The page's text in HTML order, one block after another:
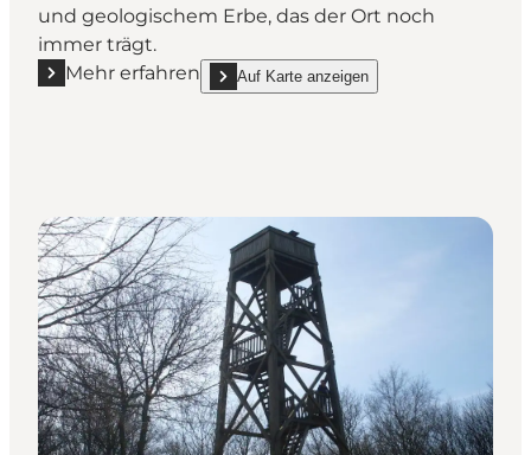
und geologischem Erbe, das der Ort noch
immer trägt.
Mehr erfahren
Mehr erfahren "Wanderung - Sir Lyngbjerg
Auf Karte anzeigen
show Wanderung - Sir Lyngbjerg Plantage